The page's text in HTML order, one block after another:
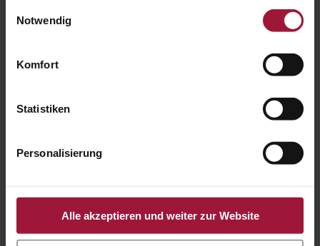
Datenschutzerklärung und Cookie Policy.
Notwendig
Komfort
Statistiken
Personalisierung
Alle akzeptieren und weiter zur Website